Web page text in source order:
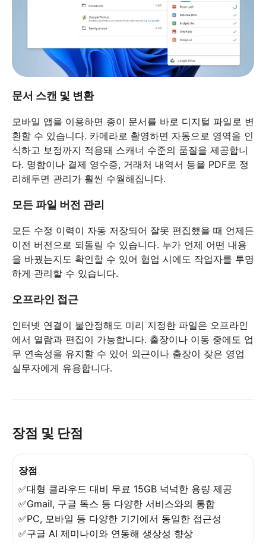
문서 스캔 및 변환
모바일 앱을 이용하면 종이 문서를 바로 디지털 파일로 변
환할 수 있습니다. 카메라로 촬영하면 자동으로 영역을 인
식하고 보정까지 적용돼 스캐너 수준의 품질을 제공합니
다. 명함이나 결제 영수증, 거래처 내역서 등을 PDF로 정
리해두면 관리가 훨씬 수월해집니다.
모든 파일 버전 관리
모든 수정 이력이 자동 저장되어 잘못 편집했을 때 언제든
이전 버전으로 되돌릴 수 있습니다. 누가 언제 어떤 내용
을 바꿨는지도 확인할 수 있어 협업 시에도 작업자를 투명
하게 관리할 수 있습니다.
오프라인 접근
인터넷 연결이 불안정해도 미리 지정한 파일은 오프라인
에서 열람과 편집이 가능합니다. 출장이나 이동 중에도 업
무 연속성을 유지할 수 있어 외근이나 출장이 잦은 영업
실무자에게 유용합니다.
장점 및 단점
장점
✅대형 클라우드 대비 무료 15GB 넉넉한 용량 제공
✅Gmail, 구글 독스 등 다양한 서비스와의 통합
✅PC, 모바일 등 다양한 기기에서 동일한 접근성
✅구글 AI 제미나이와 연동해 생상성 향상